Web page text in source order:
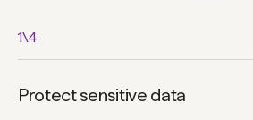
1\4
Protect sensitive data